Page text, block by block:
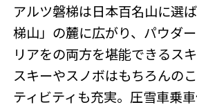
アルツ磐梯は日本百名山に選
梯山」の麓に広がり、パウダ
リアをの両方を堪能できるスキ
スキーやスノボはもちろんの
ティビティも充実。圧雪車乗